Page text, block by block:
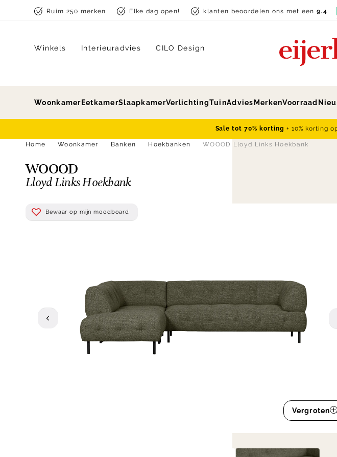
Skip to contentRuim 250 merken Elke dag open! klanten beoordelen ons met een9.4
Winkels Interieuradvies CILO Design
Woonkamer EetkamerSlaapkamerVerlichtingTuinAdvies MerkenVoorraad
Sale tot 70% korting + 10% korting
Home
Woonkamer Banken Hoekbanken WOOOD Lloyd Links Hoekbank
WOOOD
Lloyd Links Hoekbank
Bewaar op mijn moodboard
Vergroten